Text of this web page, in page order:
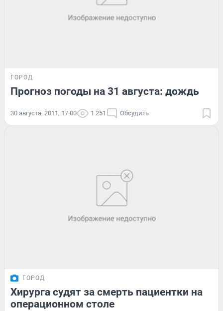
ГОРОД
Прогноз погоды на 31 августа: дождь
30 августа, 2011, 17:00 1 251 Обсудить
ГОРОД
Хирурга судят за смерть пациентки на
операционном столе